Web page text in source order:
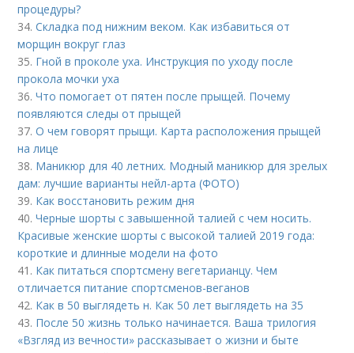
процедуры?
34.Складка под нижним веком. Как избавиться от
морщин вокруг глаз
35. Гной в проколе уха. Инструкция по уходу после
прокола мочки уха
36.Что помогает от пятен после прыщей. Почему
появляются следы от прыщей
37.О чем говорят прыщи. Карта расположения прыщей
на лице
38. Маникюр для 40 летних. Модный маникюр для зрелых
дам: лучшие варианты нейл-арта (ФОТО)
39. Как восстановить режим дня
40.Черные шорты с завышенной талией с чем носить.
Красивые женские шорты с высокой талией 2019 года:
короткие и длинные модели на фото
41. Как питаться спортсмену вегетарианцу. Чем
отличается питание спортсменов-веганов
42. Как в 50 выглядеть н. Как 50 лет выглядеть на 35
43. После 50 жизнь только начинается. Ваша трилогия
«Взгляд из вечности» рассказывает о жизни и быте